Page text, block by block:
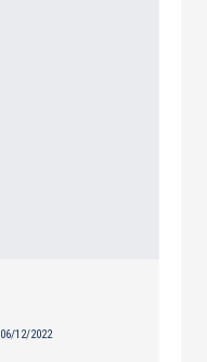
06/12/2022